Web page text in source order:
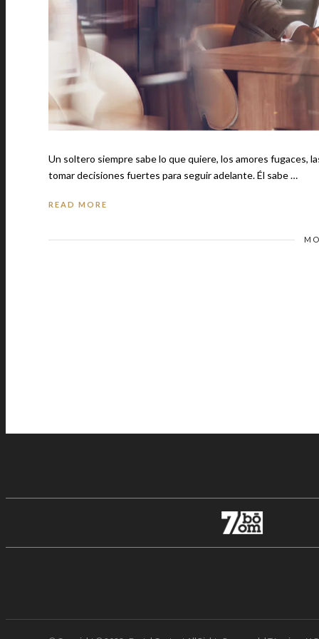
Un soltero siempre sabe lo que quiere, los amores fugaces,
tomar decisiones fuertes para seguir adelante. Él sabe …
READ MORE